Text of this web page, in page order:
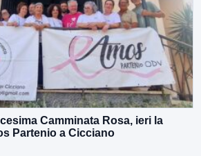
Camminata Rosa, ieri la
Partenio a Cicciano